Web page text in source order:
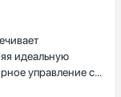
идеальную
управление с